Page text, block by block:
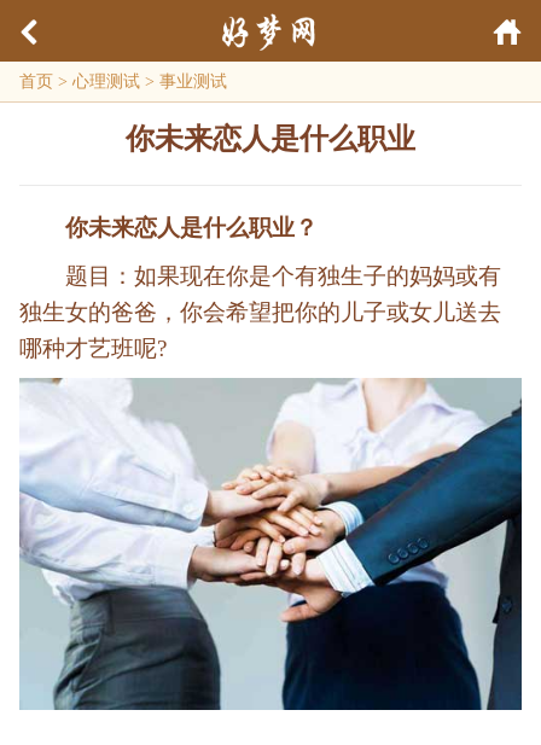
首页 > 心理测试 > 事业测试
你未来恋人是什么职业
你未来恋人是什么职业？
题目：如果现在你是个有独生子的妈妈或有
独生女的爸爸，你会希望把你的儿子或女儿送去
哪种才艺班呢?